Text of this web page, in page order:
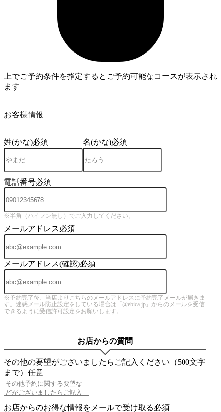
上でご予約条件を指定するとご予約可能なコースが表示され
ます
お客様情報
姓(かな)必須 名(かな)必須
電話番号必須
※半角（ハイフン無し）でご入力してください。
メールアドレス必須
メールアドレス(確認)必須
※予約完了後、当店よりこちらのメールアドレスに予約完了メールが届きま
す。迷惑メール防止設定をしている場合は「@ebica.jp」からのメールを受信
できるように受信許可設定をお願いします。
お店からの質問
その他の要望がございましたらご記入ください（500文字
まで） 任意
お店からのお得な情報をメールで受け取る必須